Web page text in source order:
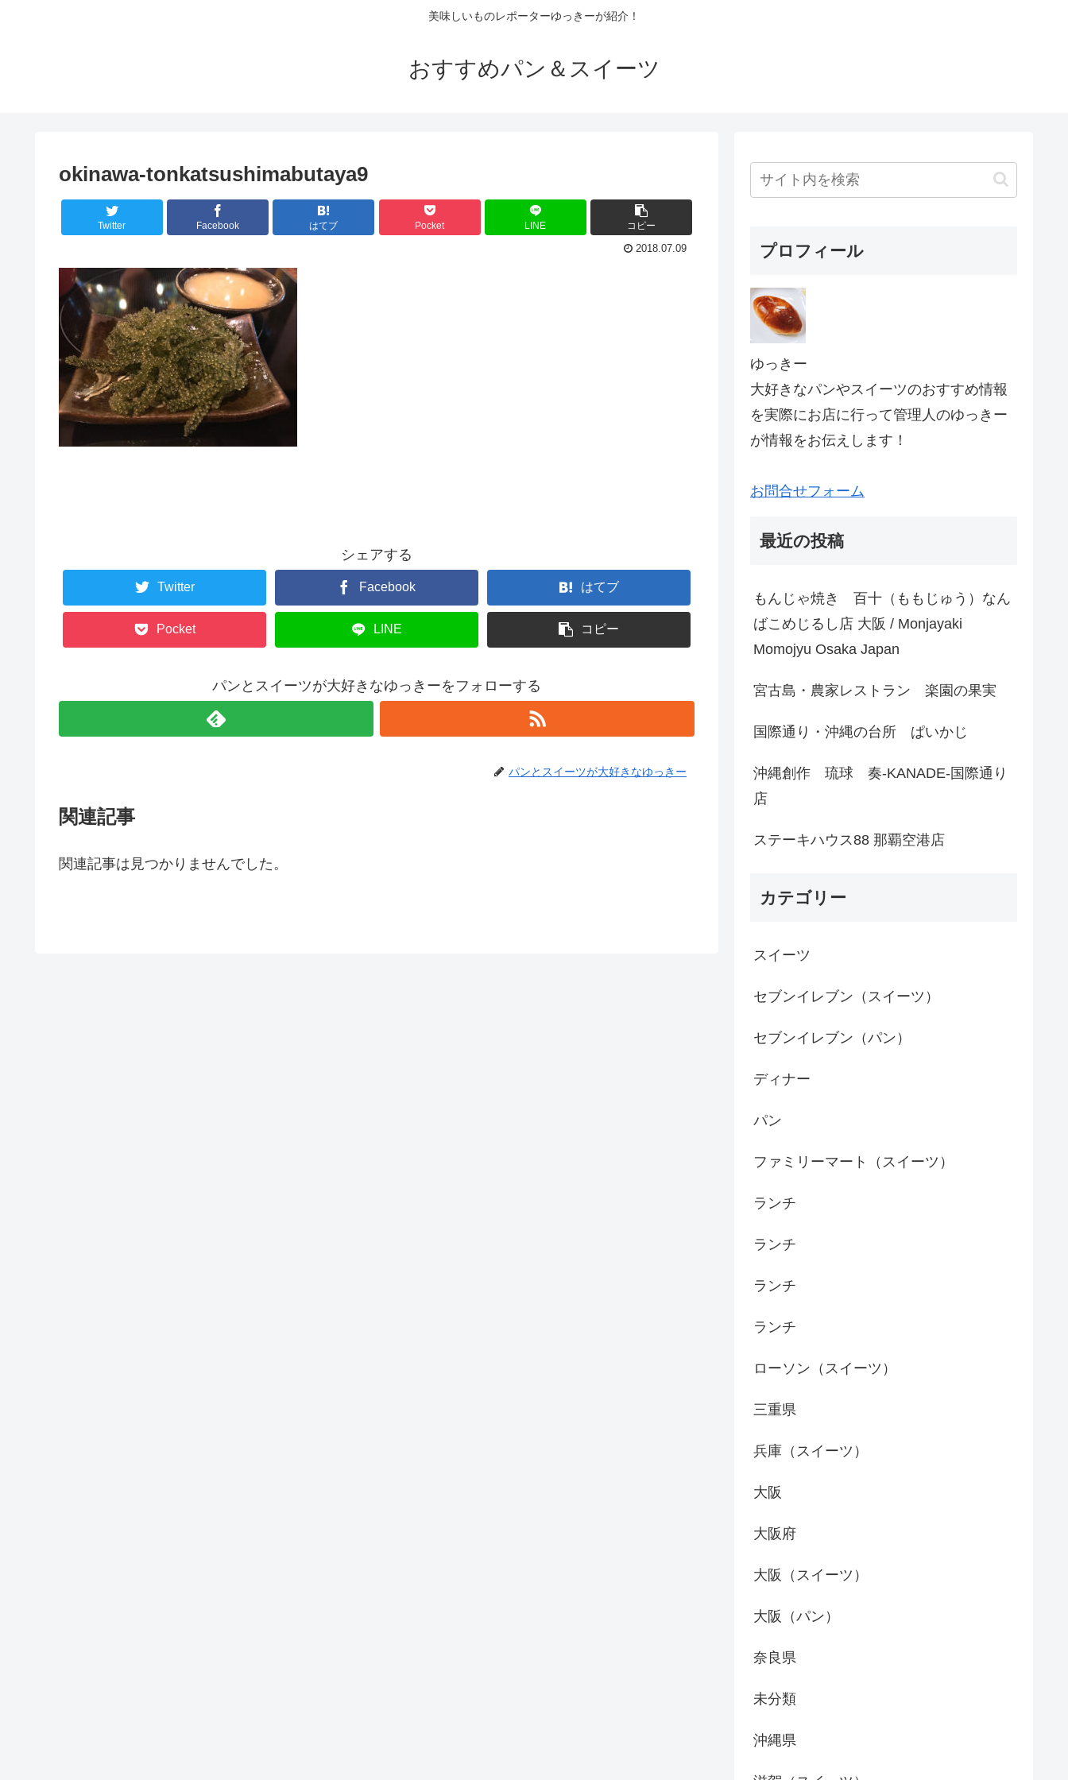
美味しいものレポーターゆっきーが紹介！
おすすめパン＆スイーツ
okinawa-tonkatsushimabutaya9
Twitter Facebook はてブ Pocket LINE コピー
2018.07.09
シェアする
Twitter Facebook はてブ
Pocket LINE コピー
パンとスイーツが大好きなゆっきーをフォローする
パンとスイーツが大好きなゆっきー
関連記事
関連記事は見つかりませんでした。
プロフィール
ゆっきー
大好きなパンやスイーツのおすすめ情報
を実際にお店に行って管理人のゆっきー
が情報をお伝えします！
お問合せフォーム
最近の投稿
もんじゃ焼き 百十（ももじゅう）なん
ばこめじるし店 大阪 / Monjayaki
Momojyu Osaka Japan
宮古島・農家レストラン 楽園の果実
国際通り・沖縄の台所 ぱいかじ
沖縄創作 琉球 奏-KANADE-国際通り
店
ステーキハウス88 那覇空港店
カテゴリー
スイーツ
セブンイレブン（スイーツ）
セブンイレブン（パン）
ディナー
パン
ファミリーマート（スイーツ）
ランチ
ランチ
ランチ
ランチ
ローソン（スイーツ）
三重県
兵庫（スイーツ）
大阪
大阪府
大阪（スイーツ）
大阪（パン）
奈良県
未分類
沖縄県